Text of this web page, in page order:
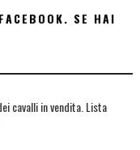
SE HAI
cavalli in vendita. Lista